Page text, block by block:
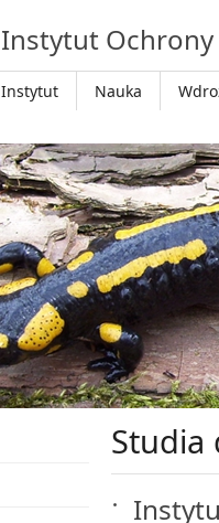
Instytut Ochrony
Instytut Nauka
Studia